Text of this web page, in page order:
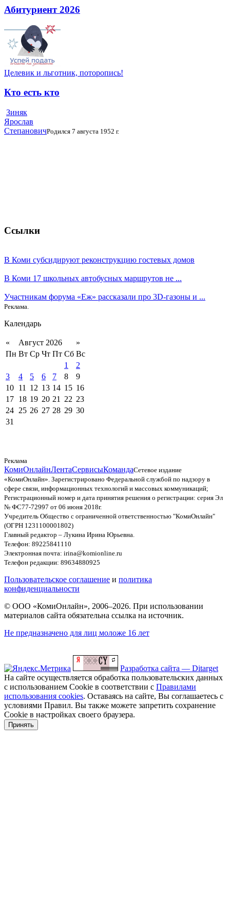
Абитуриент 2026
Целевик и льготник, поторопись!
Кто есть кто
Зиняк
Ярослав
СтепановичРодился 7 августа 1952 г.
Ссылки
В Коми субсидируют реконструкцию гостевых домов
В Коми 17 школьных автобусных маршрутов не ...
Участникам форума «Еж» рассказали про 3D-газоны и ...
Реклама.
Календарь
« Август 2026
»
Пн Вт Ср Чт Пт Сб Вс
1
2
3
4 5 6 7 8
9
10 11 12 13 14 15 16
17 18 19 20 21 22 23
24 25 26 27 28 29 30
31
Реклама
КомиОнлайнЛентаСервисыКомандаСетевое издание
«КомиОнлайн». Зарегистрировано Федеральной службой по надзору в
сфере связи, информационных технологий и массовых коммуникаций;
Регистрационный номер и дата принятия решения о регистрации: серия Эл
№ ФС77-72997 от 06 июня 2018г.
Учредитель Общество с ограниченной ответственностью "КомиОнлайн"
(ОГРН 1231100001802)
Главный редактор – Лукина Ирина Юрьевна.
Телефон: 89225841110
Электронная почта: irina@komionline.ru
Телефон редакции: 89634880925
Пользовательское соглашение и политика
конфиденциальности
© ООО «КомиОнлайн», 2006–2026. При использовании
материалов сайта обязательна ссылка на источник.
Не предназначено для лиц моложе 16 лет
Разработка сайта — Ditarget
На сайте осуществляется обработка пользовательских данных
с использованием Cookie в соответствии с Правилами
использования cookies. Оставаясь на сайте, Вы соглашаетесь с
условиями Правил. Вы также можете запретить сохранение
Cookie в настройках своего браузера.
Принять